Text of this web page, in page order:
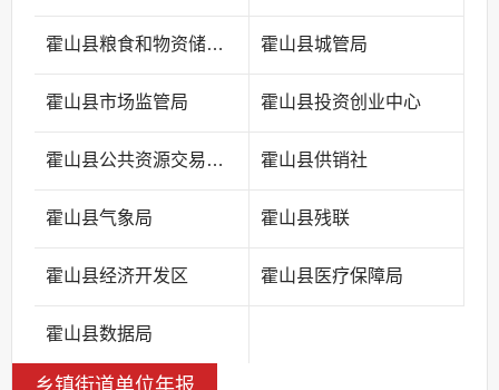
霍山县粮食和物资储备中心 霍山县城管局
霍山县市场监管局 霍山县投资创业中心
霍山县公共资源交易中心 霍山县供销社
霍山县气象局 霍山县残联
霍山县经济开发区 霍山县医疗保障局
霍山县数据局